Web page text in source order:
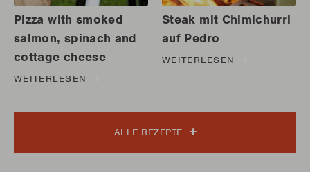
Pizza with smoked
salmon, spinach and
cottage cheese
WEITERLESEN
Steak mit Chimichurri
auf Pedro
WEITERLESEN
ALLE REZEPTE